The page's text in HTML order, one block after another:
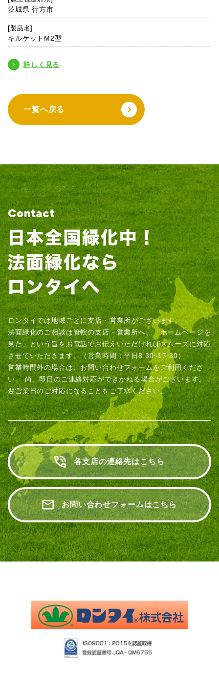
茨城県 行方市
[製品名]
キルケットM2型
詳しく見る
一覧へ戻る
Contact
ロンタイでは地域ごとに支店・営業所がございます。
法面緑化のご相談は管轄の支店・営業所へ、「ホームページを
見た」という旨をお電話でお伝えいただければスムーズに対応
させていただきます。（営業時間：平日8:30~17:30）
営業時間外の場合は、お問い合わせフォームをご利用くださ
い。尚、即日のご連絡対応ができかねる場合がございます。
翌営業日のご対応になることをご了承ください。
各支店の連絡先はこちら
お問い合わせフォームはこちら